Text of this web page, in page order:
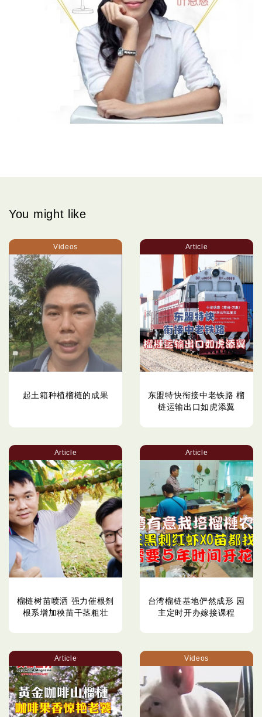
You might like
Videos
起土箱种植榴梿的成果
Article
东盟特快衔接中老铁路 榴
梿运输出口如虎添翼
Article
榴梿树苗喷洒 强力催根剂
根系增加秧苗干茎粗壮
Article
台湾榴梿基地俨然成形 园
主定时开办嫁接课程
Article Videos